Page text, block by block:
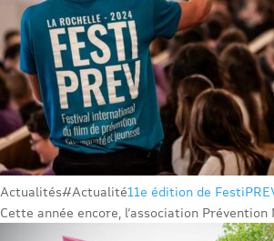
Actualités#Actualité11e édition de
Cette année encore, l’association Prévention